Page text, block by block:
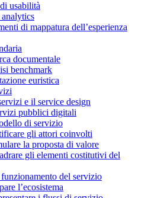
usabilità
di mappatura dell’esperienza
documentale
benchmark
euristica
e il service design
pubblici digitali
di servizio
gli attori coinvolti
la proposta di valore
gli elementi costitutivi del
del servizio
l’ecosistema